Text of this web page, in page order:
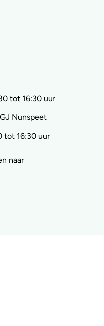
tot 16:30 uur
Nunspeet
tot 16:30 uur
naar